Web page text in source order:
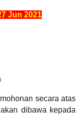
Jun 2021
secara atas
dibawa kepada